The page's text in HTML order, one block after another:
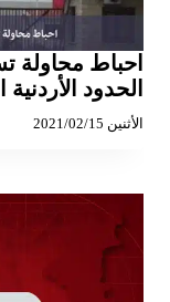
احباط
الحدود
الأثنين 2021/02/15